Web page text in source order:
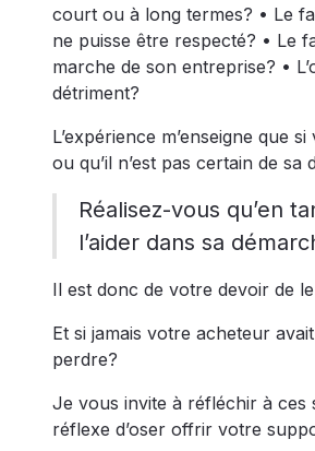
court ou à long termes? • Le
ne puisse être respecté? • Le
marche de son entreprise? •
détriment?
L’expérience m’enseigne que
ou qu’il n’est pas certain de sa
Réalisez-vous qu’en
l’aider dans sa
Il est donc de votre devoir de
Et si jamais votre acheteur
perdre?
Je vous invite à réfléchir à ces
réflexe d’oser offrir votre